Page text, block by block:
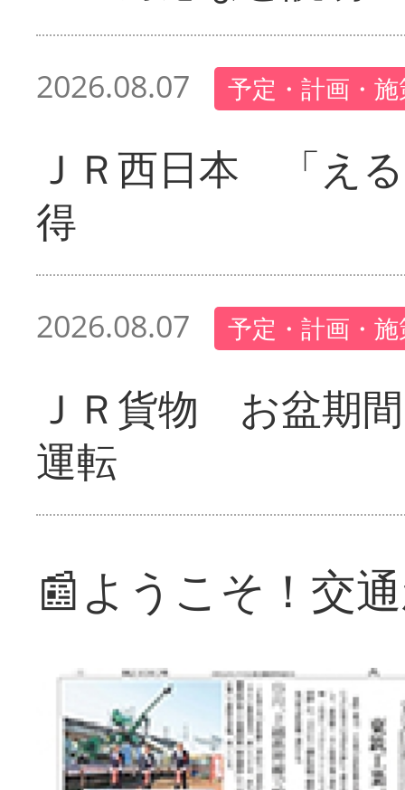
2026.08.07 予定・計画・
ＪＲ西日本 「え
得
2026.08.07 予定・計画・
ＪＲ貨物 お盆期
運転
📰ようこそ！交